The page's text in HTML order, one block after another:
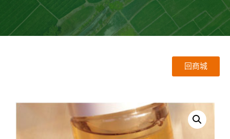
回商城